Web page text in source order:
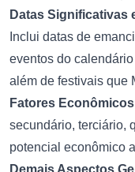
Datas Significativas
Inclui datas de
eventos do
além de festivais que
Fatores
secundário, terciário,
potencial econômico
Demais Aspectos